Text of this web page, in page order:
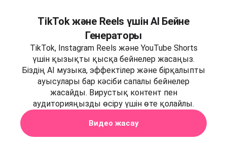
TikTok және Reels үшін AI Бейне
Генераторы
TikTok, Instagram Reels және YouTube Shorts
үшін қызықты қысқа бейнелер жасаңыз.
Біздің AI музыка, эффектілер және бірқалыпты
ауысулары бар кәсіби сапалы бейнелер
жасайды. Вирустық контент пен
аудиторияңызды өсіру үшін өте қолайлы.
Видео жасау